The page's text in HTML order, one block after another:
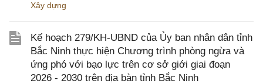
Xây dựng
Kế hoạch 279/KH-UBND của Ủy ban nhân dân tỉnh
Bắc Ninh thực hiện Chương trình phòng ngừa và
ứng phó với bạo lực trên cơ sở giới giai đoạn
2026 - 2030 trên địa bàn tỉnh Bắc Ninh